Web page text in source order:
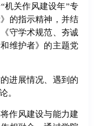
机关作风建设年”专
的指示精神，并结
守学术规范、夯诚
维护者》的主题党
进展情况、遇到的
。
作风建设与能力建